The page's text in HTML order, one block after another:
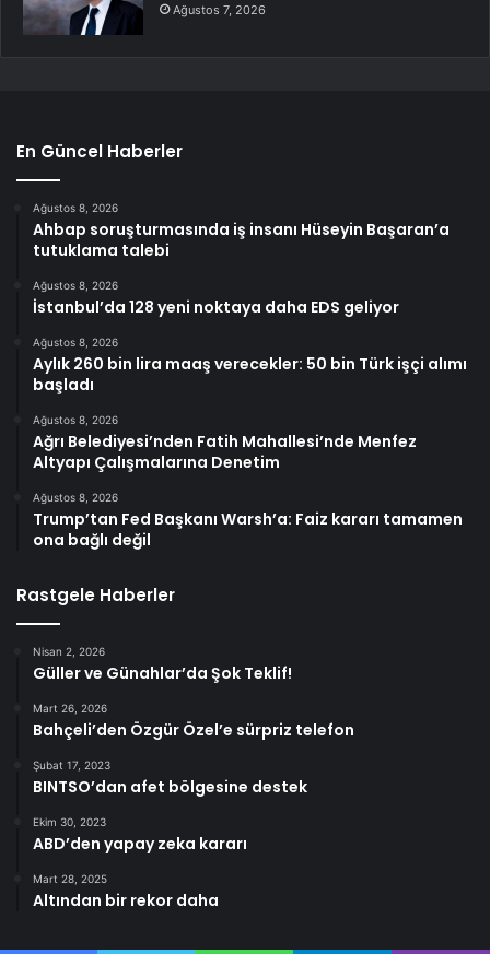
Ağustos 7, 2026
En Güncel Haberler
Ağustos 8, 2026
Ahbap soruşturmasında iş insanı Hüseyin Başaran’a
tutuklama talebi
Ağustos 8, 2026
İstanbul’da 128 yeni noktaya daha EDS geliyor
Ağustos 8, 2026
Aylık 260 bin lira maaş verecekler: 50 bin Türk işçi alımı
başladı
Ağustos 8, 2026
Ağrı Belediyesi’nden Fatih Mahallesi’nde Menfez
Altyapı Çalışmalarına Denetim
Ağustos 8, 2026
Trump’tan Fed Başkanı Warsh’a: Faiz kararı tamamen
ona bağlı değil
Rastgele Haberler
Nisan 2, 2026
Güller ve Günahlar’da Şok Teklif!
Mart 26, 2026
Bahçeli’den Özgür Özel’e sürpriz telefon
Şubat 17, 2023
BINTSO’dan afet bölgesine destek
Ekim 30, 2023
ABD’den yapay zeka kararı
Mart 28, 2025
Altından bir rekor daha